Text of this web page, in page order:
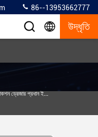
86--13953662777
উদ্ধৃতি
প্রধান ইঞ্জিন শক্তি 380kw হয়